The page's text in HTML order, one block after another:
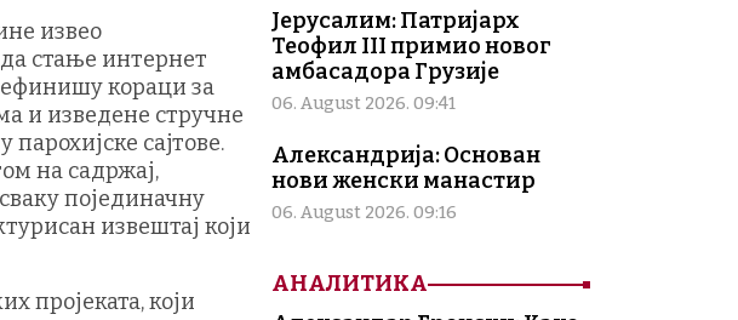
извео
стање интернет
кораци за
и изведене стручне
сајтове.
на садржај,
појединачну
извештај који
пројеката, који
Јерусалим: Патријарх
Теофил III примио новог
амбасадора Грузије
06. August 2026. 09:41
Александрија: Основан
нови женски манастир
06. August 2026. 09:16
АНАЛИТИКА